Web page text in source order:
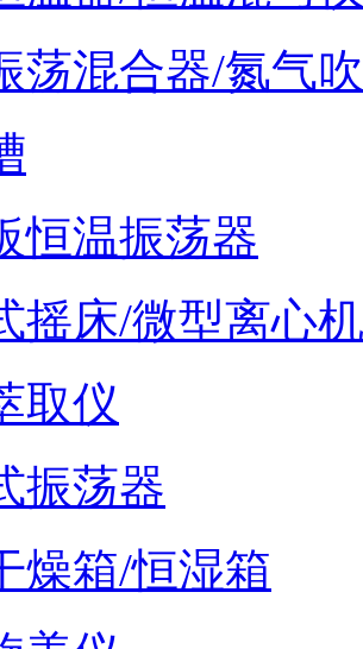
荡混合器/氮气
恒温振荡器
摇床/微型离心机
取仪
振荡器
燥箱/恒湿箱